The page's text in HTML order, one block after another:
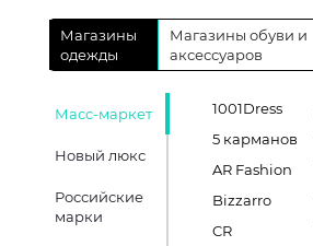
Магазины
одежды
Магазины обуви и
аксессуаров
Масс-маркет
Новый люкс
Российские
марки
1001Dress
5 карманов
AR Fashion
Bizzarro
CR